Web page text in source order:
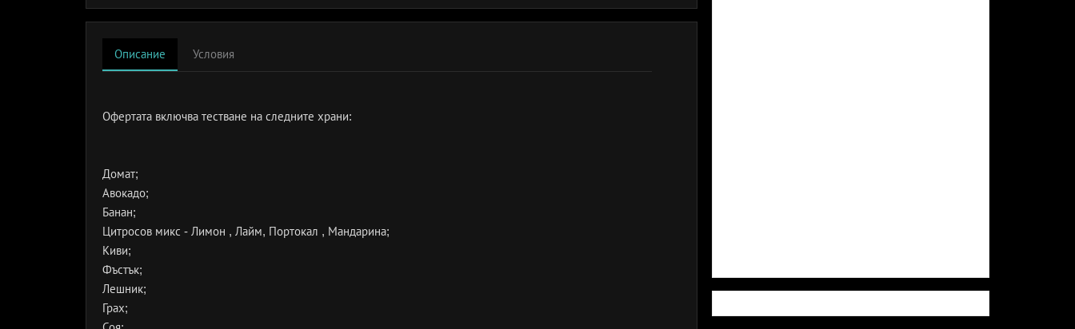
Описание Условия
Офертата включва тестване на следните храни:
Домат;
Авокадо;
Банан;
Цитросов микс - Лимон , Лайм, Портокал , Мандарина;
Киви;
Фъстък;
Лешник;
Грах;